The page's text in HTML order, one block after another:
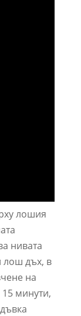
лошия
нивата
лош дъх, в
на
минути,